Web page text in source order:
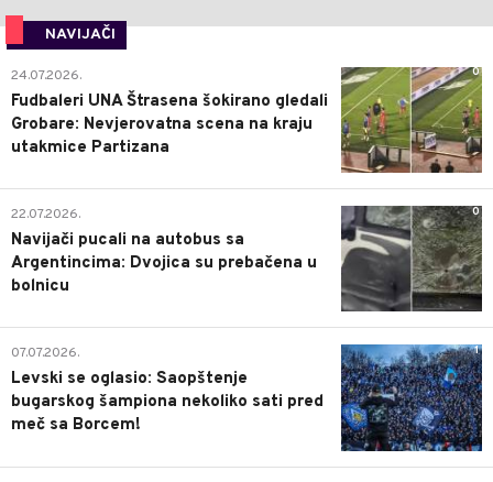
NAVIJAČI
0
24.07.2026.
Fudbaleri UNA Štrasena šokirano gledali
Grobare: Nevjerovatna scena na kraju
utakmice Partizana
0
22.07.2026.
Navijači pucali na autobus sa
Argentincima: Dvojica su prebačena u
bolnicu
1
07.07.2026.
Levski se oglasio: Saopštenje
bugarskog šampiona nekoliko sati pred
meč sa Borcem!